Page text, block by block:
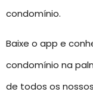
condomínio.
Baixe o app e
condomínio na
de todos os